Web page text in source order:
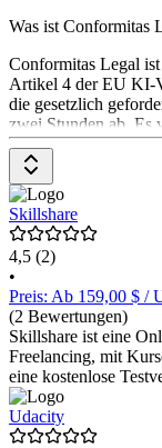
Was ist Conformitas
Conformitas Legal
Artikel 4 der EU KI-
die gesetzlich
zwei Stunden ab. Es
Schulungsmodule
bietet automatische
lückenlose
Skillshare
4,5 (2)
•
Preis: Ab 159,00 $ /
(2 Bewertungen)
Skillshare ist eine
Freelancing, mit
eine kostenlose
Udacity